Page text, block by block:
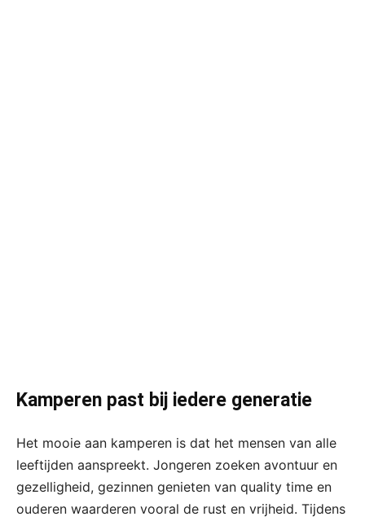
Kamperen past bij iedere generatie
Het mooie aan kamperen is dat het mensen van alle
leeftijden aanspreekt. Jongeren zoeken avontuur en
gezelligheid, gezinnen genieten van quality time en
ouderen waarderen vooral de rust en vrijheid. Tijdens